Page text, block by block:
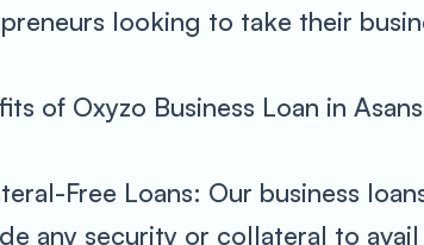
looking to take their
of Oxyzo Business Loan in
Free Loans: Our business
any security or collateral to